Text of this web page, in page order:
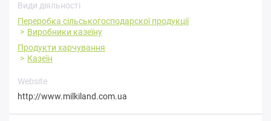
Види діяльності
Переробка cільськогосподарскої продукції
Виробники казеїну
Продукти харчування
Казеїн
Website
http://www.milkiland.com.ua